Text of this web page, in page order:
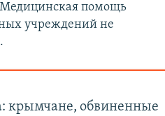
Медицинская помощь
учреждений не
крымчане, обвиненные